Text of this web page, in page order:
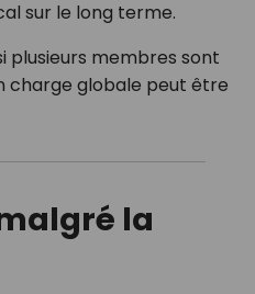
sur le long terme.
plusieurs membres sont
charge globale peut être
la